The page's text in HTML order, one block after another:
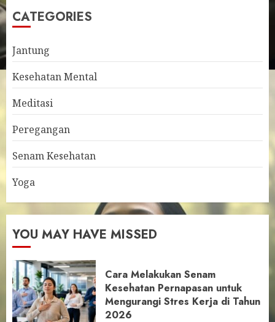
CATEGORIES
Jantung
Kesehatan Mental
Meditasi
Peregangan
Senam Kesehatan
Yoga
YOU MAY HAVE MISSED
Cara Melakukan Senam
Kesehatan Pernapasan untuk
Mengurangi Stres Kerja di Tahun
2026